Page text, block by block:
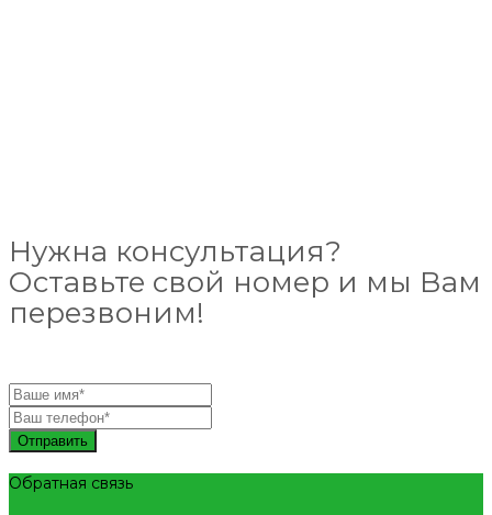
Нужна консультация?
Оставьте свой номер и мы Вам
перезвоним!
Отправить
Обратная связь